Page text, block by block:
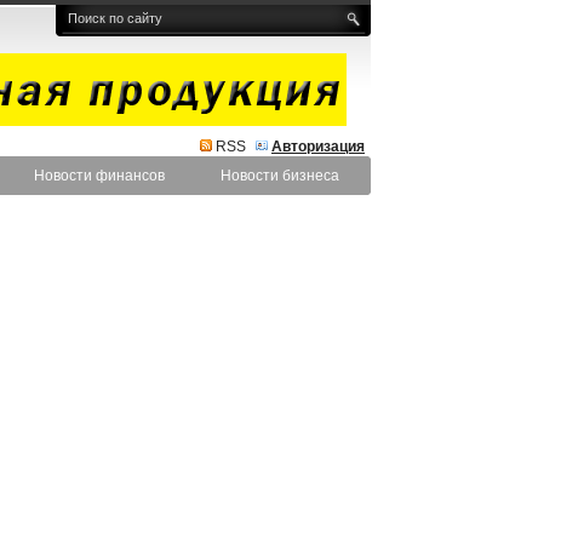
RSS
Авторизация
Новости финансов Новости бизнеса